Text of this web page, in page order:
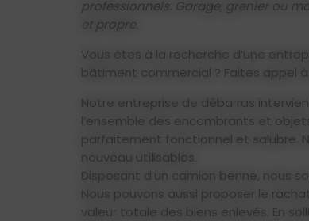
professionnels. Garage, grenier ou
et propre.
Vous êtes à la recherche d’une
bâtiment commercial ? Faites appel
Notre entreprise de débarras
l’ensemble des encombrants et
parfaitement fonctionnel et salubre.
nouveau utilisables.
Disposant d’un camion benne, nous
Nous pouvons aussi proposer le
valeur totale des biens enlevés. En